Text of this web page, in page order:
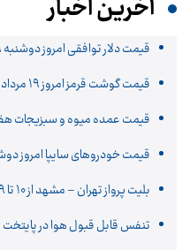
آخرین اخبار
قیمت دلار توافقی امروز دوشنبه ۱۹ مرداد ۱۴۰۵
قیمت گوشت قرمز امروز ۱۹ مرداد ۱۴۰۵ + جدول
قیمت عمده میوه و سبزیجات
قیمت خودرو‌های سایپا امروز دوشنبه ۱۹
بلیت پرواز تهران – مشهد از ۱۰ تا ۱۹ میلیون تومان
تنفس قابل قبول هوا در پایتخت